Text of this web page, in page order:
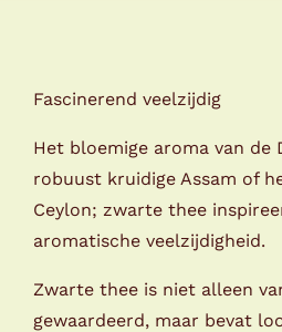
Fascinerend veelzijdig
Het bloemige aroma van de
robuust kruidige Assam of
Ceylon; zwarte thee
aromatische veelzijdigheid.
Zwarte thee is niet alleen
gewaardeerd, maar bevat